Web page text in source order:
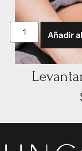
Añadir